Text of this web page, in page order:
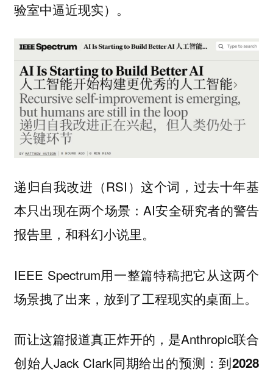
验室中逼近现实）。
递归自我改进（RSI）这个词，过去十年基
本只出现在两个场景：AI安全研究者的警告
报告里，和科幻小说里。
IEEE Spectrum用一整篇特稿把它从这两个
场景拽了出来，放到了工程现实的桌面上。
而让这篇报道真正炸开的，是Anthropic联合
创始人Jack Clark同期给出的预测：到2028